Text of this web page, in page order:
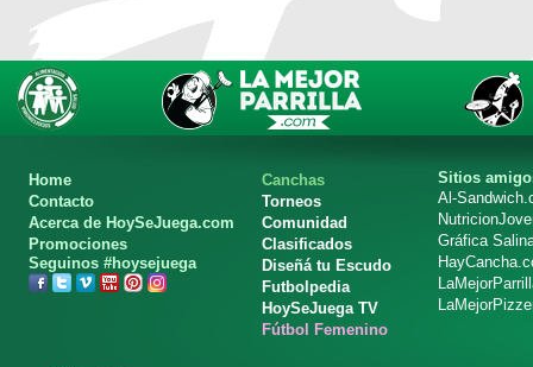
Home
Contacto
Acerca de HoySeJuega.com
Promociones
Seguinos #hoysejuega
Canchas
Torneos
Comunidad
Clasificados
Diseñá tu Escudo
Futbolpedia
HoySeJuega TV
Fútbol Femenino
Sitios
Al-
Gráfica